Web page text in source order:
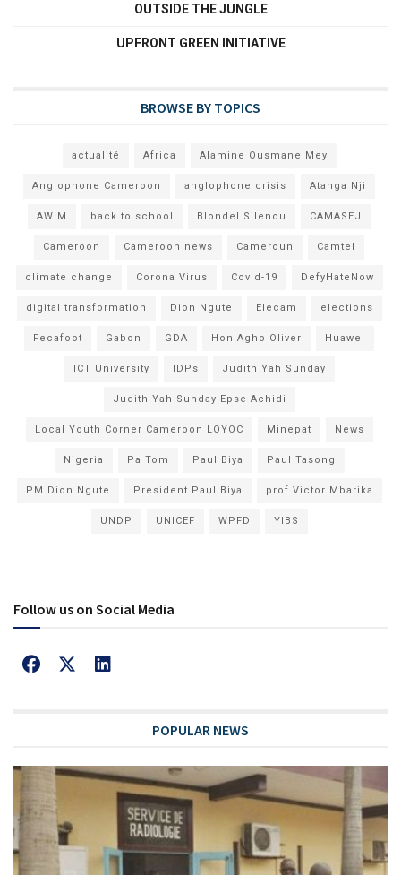
OUTSIDE THE JUNGLE
UPFRONT GREEN INITIATIVE
BROWSE BY TOPICS
actualité Africa Alamine Ousmane Mey
Anglophone Cameroon anglophone crisis Atanga Nji
AWIM back to school Blondel Silenou CAMASEJ
Cameroon Cameroon news Cameroun Camtel
climate change Corona Virus Covid-19 DefyHateNow
digital transformation Dion Ngute Elecam elections
Fecafoot Gabon GDA Hon Agho Oliver Huawei
ICT University IDPs Judith Yah Sunday
Judith Yah Sunday Epse Achidi
Local Youth Corner Cameroon LOYOC Minepat News
Nigeria Pa Tom Paul Biya Paul Tasong
PM Dion Ngute President Paul Biya prof Victor Mbarika
UNDP UNICEF WPFD YIBS
Follow us on Social Media
POPULAR NEWS